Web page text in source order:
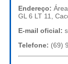
Endereço:
GL 6 LT 11,
E-mail oficial:
Telefone: (69)